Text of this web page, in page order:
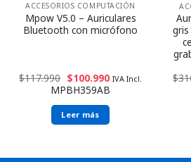
ACCESORIOS COMPUTACIÓN
Mpow V5.0 – Auriculares
Bluetooth con micrófono
$117.990 $100.990 IVA Incl.
MPBH359AB
Leer más
$